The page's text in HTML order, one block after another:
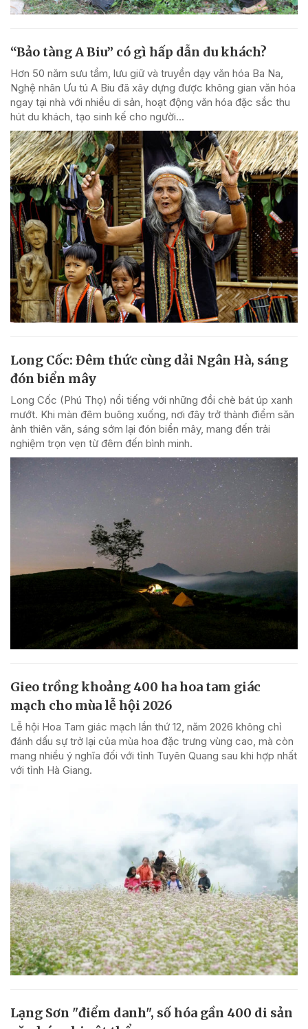
“Bảo tàng A Biu” có gì hấp dẫn du khách?
Hơn 50 năm sưu tầm, lưu giữ và truyền dạy văn hóa Ba Na,
Nghệ nhân Ưu tú A Biu đã xây dựng được không gian văn hóa
ngay tại nhà với nhiều di sản, hoạt động văn hóa đặc sắc thu
hút du khách, tạo sinh kế cho người...
Long Cốc: Đêm thức cùng dải Ngân Hà, sáng
đón biển mây
Long Cốc (Phú Thọ) nổi tiếng với những đồi chè bát úp xanh
mướt. Khi màn đêm buông xuống, nơi đây trở thành điểm săn
ảnh thiên văn, sáng sớm lại đón biển mây, mang đến trải
nghiệm trọn vẹn từ đêm đến bình minh.
Gieo trồng khoảng 400 ha hoa tam giác
mạch cho mùa lễ hội 2026
Lễ hội Hoa Tam giác mạch lần thứ 12, năm 2026 không chỉ
đánh dấu sự trở lại của mùa hoa đặc trưng vùng cao, mà còn
mang nhiều ý nghĩa đối với tỉnh Tuyên Quang sau khi hợp nhất
với tỉnh Hà Giang.
Lạng Sơn "điểm danh", số hóa gần 400 di sản